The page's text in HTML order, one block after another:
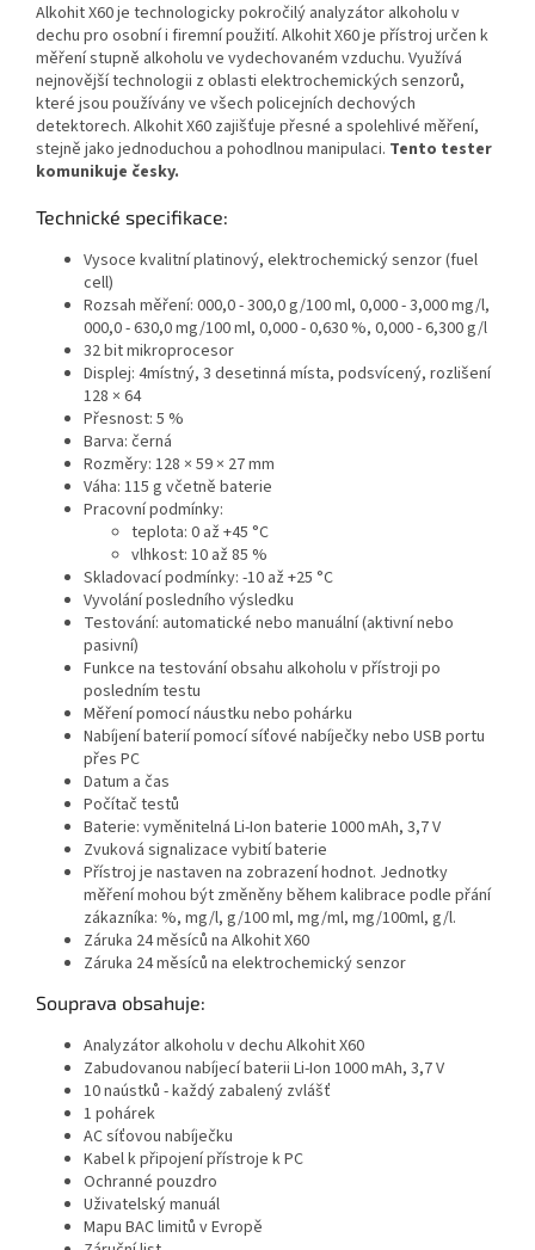
Alkohit X60 je technologicky pokročilý analyzátor alkoholu v
dechu pro osobní i firemní použití. Alkohit X60 je přístroj určen k
měření stupně alkoholu ve vydechovaném vzduchu. Využívá
nejnovější technologii z oblasti elektrochemických senzorů,
které jsou používány ve všech policejních dechových
detektorech. Alkohit X60 zajišťuje přesné a spolehlivé měření,
stejně jako jednoduchou a pohodlnou manipulaci. Tento tester
komunikuje česky.
Technické specifikace:
Vysoce kvalitní platinový, elektrochemický senzor (fuel
cell)
Rozsah měření: 000,0 - 300,0 g/100 ml, 0,000 - 3,000 mg/l,
000,0 - 630,0 mg/100 ml, 0,000 - 0,630 %, 0,000 - 6,300 g/l
32 bit mikroprocesor
Displej: 4místný, 3 desetinná místa, podsvícený, rozlišení
128 × 64
Přesnost: 5 %
Barva: černá
Rozměry: 128 × 59 × 27 mm
Váha: 115 g včetně baterie
Pracovní podmínky:
teplota: 0 až +45 °C
vlhkost: 10 až 85 %
Skladovací podmínky: -10 až +25 °C
Vyvolání posledního výsledku
Testování: automatické nebo manuální (aktivní nebo
pasivní)
Funkce na testování obsahu alkoholu v přístroji po
posledním testu
Měření pomocí náustku nebo pohárku
Nabíjení baterií pomocí síťové nabíječky nebo USB portu
přes PC
Datum a čas
Počítač testů
Baterie: vyměnitelná Li-Ion baterie 1000 mAh, 3,7 V
Zvuková signalizace vybití baterie
Přístroj je nastaven na zobrazení hodnot. Jednotky
měření mohou být změněny během kalibrace podle přání
zákazníka: %, mg/l, g/100 ml, mg/ml, mg/100ml, g/l.
Záruka 24 měsíců na Alkohit X60
Záruka 24 měsíců na elektrochemický senzor
Souprava obsahuje:
Analyzátor alkoholu v dechu Alkohit X60
Zabudovanou nabíjecí baterii Li-Ion 1000 mAh, 3,7 V
10 naústků - každý zabalený zvlášť
1 pohárek
AC síťovou nabíječku
Kabel k připojení přístroje k PC
Ochranné pouzdro
Uživatelský manuál
Mapu BAC limitů v Evropě